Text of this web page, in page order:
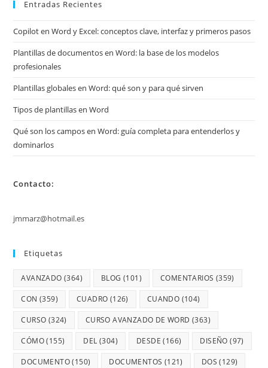
Entradas Recientes
Copilot en Word y Excel: conceptos clave, interfaz y primeros pasos
Plantillas de documentos en Word: la base de los modelos
profesionales
Plantillas globales en Word: qué son y para qué sirven
Tipos de plantillas en Word
Qué son los campos en Word: guía completa para entenderlos y
dominarlos
Contacto:
jmmarz@hotmail.es
Etiquetas
AVANZADO (364) BLOG (101) COMENTARIOS (359)
CON (359) CUADRO (126) CUANDO (104)
CURSO (324) CURSO AVANZADO DE WORD (363)
CÓMO(155) DEL (304) DESDE (166) DISEÑO (97)
DOCUMENTO(150) DOCUMENTOS (121) DOS (129)